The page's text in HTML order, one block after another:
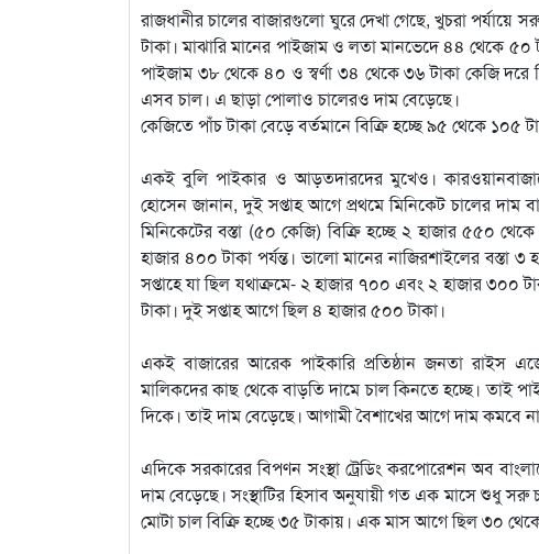
রাজধানীর চালের বাজারগুলো ঘুরে দেখা গেছে, খুচরা
টাকা। মাঝারি মানের পাইজাম ও লতা মানভেদে ৪৪ থেকে ৫০
পাইজাম ৩৮ থেকে ৪০ ও স্বর্ণা ৩৪ থেকে ৩৬ টাকা কেজি দরে
এসব চাল। এ ছাড়া পোলাও চালেরও দাম বেড়েছে।
কেজিতে পাঁচ টাকা বেড়ে বর্তমানে বিক্রি হচ্ছে ৯৫ থেকে ১০৫
একই বুলি পাইকার ও আড়তদারদের মুখেও।
হোসেন জানান, দুই সপ্তাহ আগে প্রথমে মিনিকেট চালের
মিনিকেটের বস্তা (৫০ কেজি) বিক্রি হচ্ছে ২ হাজার ৫৫০
হাজার ৪০০ টাকা পর্যন্ত। ভালো মানের নাজিরশাইলের বস্তা
সপ্তাহে যা ছিল যথাক্রমে- ২ হাজার ৭০০ এবং ২ হাজার ৩০০
টাকা। দুই সপ্তাহ আগে ছিল ৪ হাজার ৫০০ টাকা।
একই বাজারের আরেক পাইকারি প্রতিষ্ঠান জনতা রাইস
মালিকদের কাছ থেকে বাড়তি দামে চাল কিনতে হচ্ছে। তাই
দিকে। তাই দাম বেড়েছে। আগামী বৈশাখের আগে দাম কমবে
এদিকে সরকারের বিপণন সংস্থা ট্রেডিং করপোরেশন অব
দাম বেড়েছে। সংস্থাটির হিসাব অনুযায়ী গত এক মাসে শুধু সরু
মোটা চাল বিক্রি হচ্ছে ৩৫ টাকায়। এক মাস আগে ছিল ৩০